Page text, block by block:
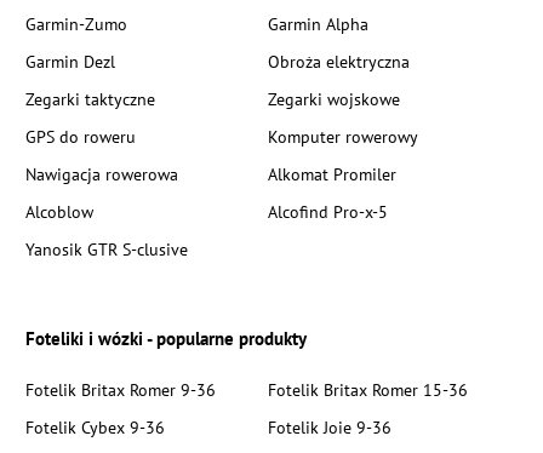
Garmin-Zumo
Garmin Alpha
Garmin Dezl
Obroża elektryczna
Zegarki taktyczne
Zegarki wojskowe
GPS do roweru
Komputer rowerowy
Nawigacja rowerowa
Alkomat Promiler
Alcoblow
Alcofind Pro-x-5
Yanosik GTR S-clusive
Foteliki i wózki - popularne produkty
Fotelik Britax Romer 9-36
Fotelik Britax Romer 15-36
Fotelik Cybex 9-36
Fotelik Joie 9-36